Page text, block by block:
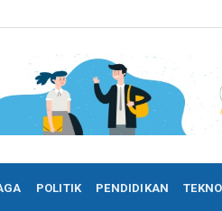
POLITIK PENDIDIKAN